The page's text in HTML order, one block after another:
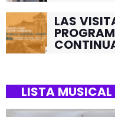
LAS
LISTA MUSICAL